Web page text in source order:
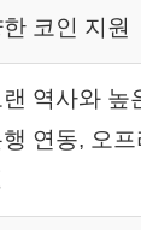
코인 지원
랜 역사와 높
행 연동, 오